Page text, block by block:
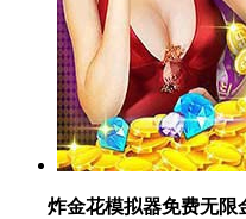
炸金花模拟器免费无限